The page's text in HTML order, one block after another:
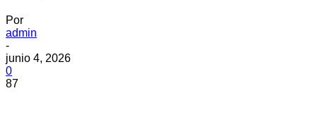
Por
admin
-
junio 4, 2026
0
87